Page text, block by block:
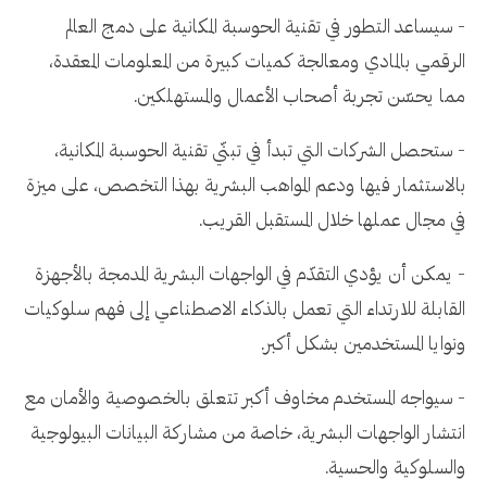
- سيساعد التطور في تقنية الحوسبة المكانية على دمج العالم
الرقمي بالمادي ومعالجة كميات كبيرة من المعلومات المعقدة،
مما يحسّن تجربة أصحاب الأعمال والمستهلكين.
- ستحصل الشركات التي تبدأ في تبنّي تقنية الحوسبة المكانية،
بالاستثمار فيها ودعم المواهب البشرية بهذا التخصص، على ميزة
في مجال عملها خلال المستقبل القريب.
- يمكن أن يؤدي التقدّم في الواجهات البشرية المدمجة بالأجهزة
القابلة للارتداء التي تعمل بالذكاء الاصطناعي إلى فهم سلوكيات
ونوايا المستخدمين بشكل أكبر.
- سيواجه المستخدم مخاوف أكبر تتعلق بالخصوصية والأمان مع
انتشار الواجهات البشرية، خاصة من مشاركة البيانات البيولوجية
والسلوكية والحسية.